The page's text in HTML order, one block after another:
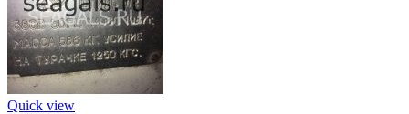
Quick view